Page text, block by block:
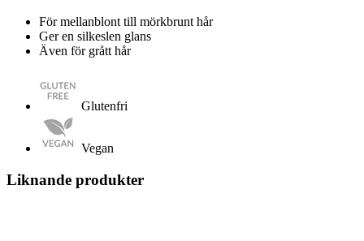
För mellanblont till mörkbrunt hår
Ger en silkeslen glans
Även för grått hår
Glutenfri
Vegan
Liknande produkter